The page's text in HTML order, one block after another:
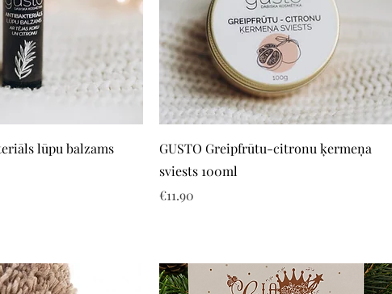
View
lūpu balzams
Quick View
GUSTO Greipfrūtu-citronu ķermeņa
sviests 100ml
Price
€11.90